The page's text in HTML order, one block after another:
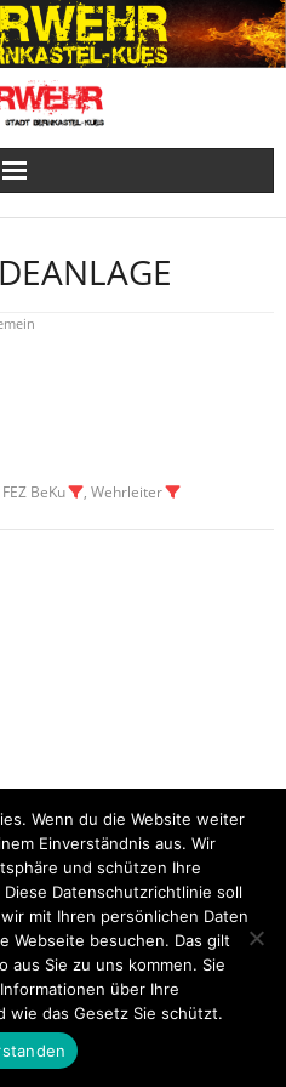
FEZ BeKu , Wehrleiter
H-1 TIERRETTUNG
werden Über uns
Bilder
Ltd. Powered byWordPress.
Wenn du die Website weiter
Einverständnis aus. Wir
und schützen Ihre
Datenschutzrichtlinie soll
mit Ihren persönlichen Daten
Webseite besuchen. Das gilt
aus Sie zu uns kommen. Sie
über Ihre
wie das Gesetz Sie schützt.